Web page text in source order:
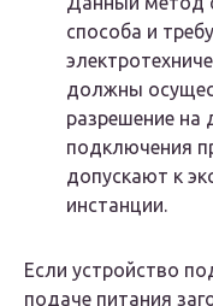
способа и
должны
разрешение на
подключения
допускают к
инстанции.
Если устройство
подаче питания